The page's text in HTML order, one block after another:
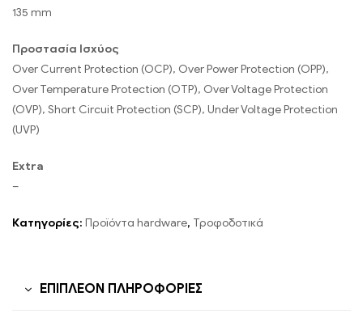
135 mm
Προστασία Ισχύος
Over Current Protection (OCP), Over Power Protection (OPP),
Over Temperature Protection (OTP), Over Voltage Protection
(OVP), Short Circuit Protection (SCP), Under Voltage Protection
(UVP)
Extra
–
Κατηγορίες: Προϊόντα hardware, Τροφοδοτικά
ΕΠΙΠΛΈΟΝ ΠΛΗΡΟΦΟΡΊΕΣ